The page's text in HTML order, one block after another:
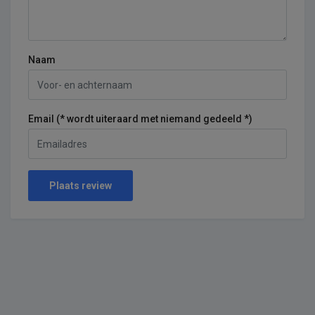
Naam
Email (* wordt uiteraard met niemand gedeeld *)
Plaats review